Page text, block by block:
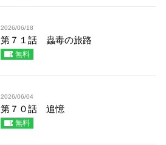
2026/06/18
第７１話 蟲毒の旅路
無料
2026/06/04
第７０話 追憶
無料